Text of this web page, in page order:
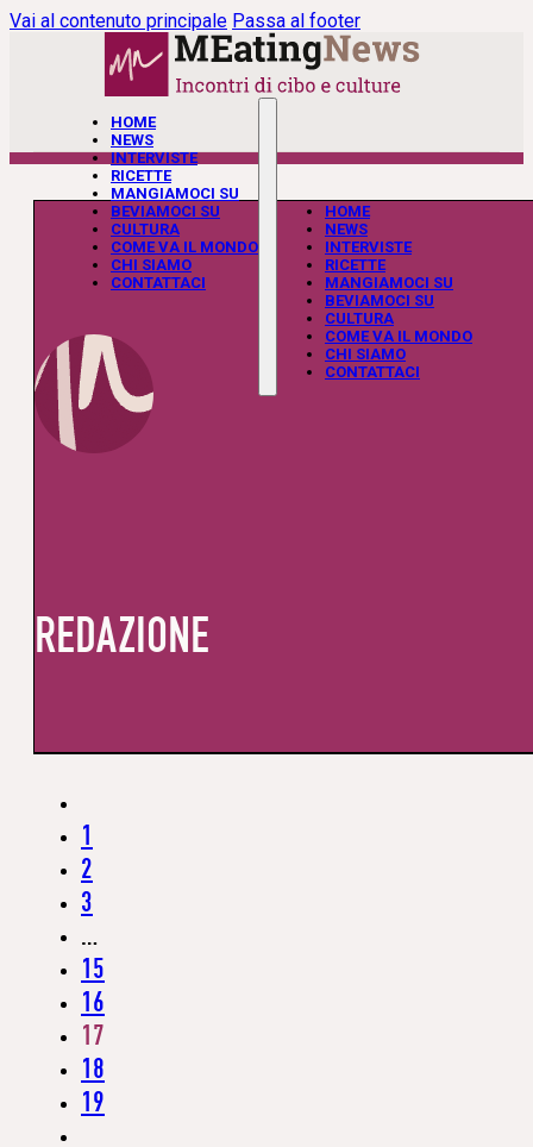
Vai al contenuto principale Passa al footer
HOME
NEWS
INTERVISTE
RICETTE
MANGIAMOCI SU
BEVIAMOCI SU
CULTURA
COME VA IL MONDO
CHI SIAMO
CONTATTACI
HOME
NEWS
INTERVISTE
RICETTE
MANGIAMOCI SU
BEVIAMOCI SU
CULTURA
COME VA IL MONDO
CHI SIAMO
CONTATTACI
REDAZIONE
1
2
3
…
15
16
17
18
19